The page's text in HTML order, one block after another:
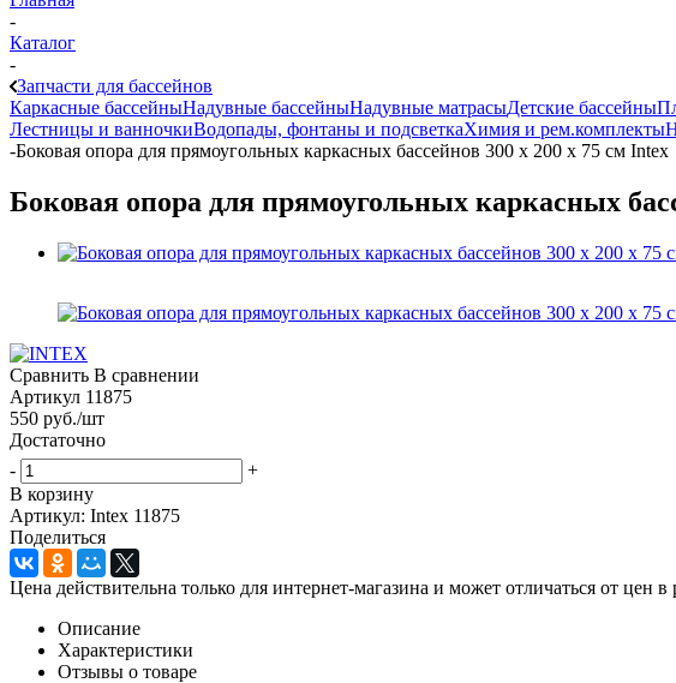
-
Каталог
-
Запчасти для бассейнов
Каркасные бассейныНадувные бассейныНадувные матрасыДетские бассейны
Лестницы и ванночкиВодопады, фонтаны и подсветкаХимия и рем.комплекты
-Боковая опора для прямоугольных каркасных бассейнов 300 х 200 х 75 см Intex
Боковая опора для прямоугольных каркасных
Сравнить В сравнении
Артикул 11875
550 руб./шт
Достаточно
-
+
В корзину
Артикул: Intex 11875
Поделиться
Цена действительна только для интернет-магазина и может отличаться от цен
Описание
Характеристики
Отзывы о товаре